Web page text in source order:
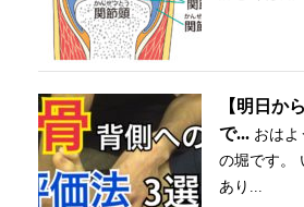
【明日か
で... おはよ
の堀です。
あり...